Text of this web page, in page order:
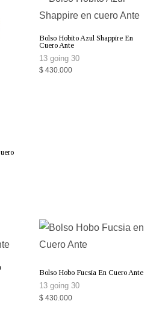
Bolso Hobito Azul Shappire En
Cuero Ante
13 going 30
$ 430.000
Bolso Hobo Fucsia En Cuero Ante
13 going 30
$ 430.000